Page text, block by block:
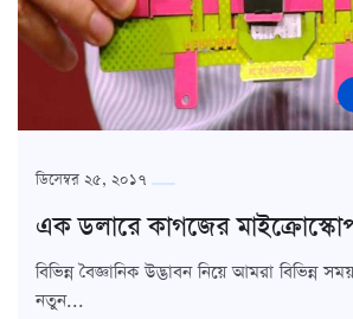
ডিসেম্বর ২৫, ২০১৭
এক ডলারে কাগজের
বিভিন্ন বৈজ্ঞানিক উদ্ভাবন নিয়ে আমরা বিভিন্ন
নতুন...